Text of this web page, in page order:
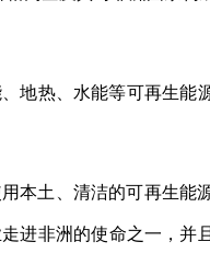
地热、水能等可再生能
本土、清洁的可再生能
进非洲的使命之一，并